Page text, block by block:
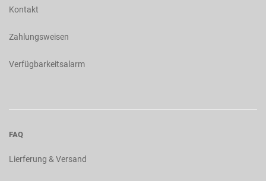
Kontakt
Zahlungsweisen
Verfügbarkeitsalarm
FAQ
Lierferung & Versand